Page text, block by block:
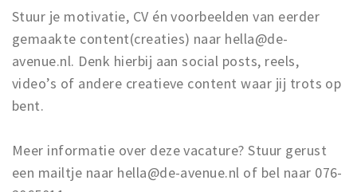
Stuur je motivatie, CV én voorbeelden van eerder
gemaakte content(creaties) naar hella@de-
avenue.nl. Denk hierbij aan social posts, reels,
video’s of andere creatieve content waar jij trots op
bent.
Meer informatie over deze vacature? Stuur gerust
een mailtje naar hella@de-avenue.nl of bel naar 076-